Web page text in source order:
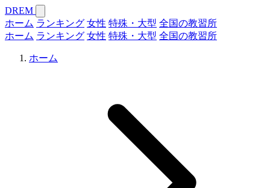
DREM
ホーム ランキング 女性 特殊・大型 全国の教習所
ホーム ランキング 女性 特殊・大型 全国の教習所
ホーム